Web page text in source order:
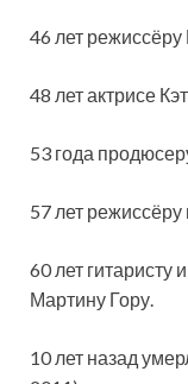
46 лет
48 лет актрисе
53 года
57 лет
60 лет гитаристу
Мартину Гору.
10 лет назад